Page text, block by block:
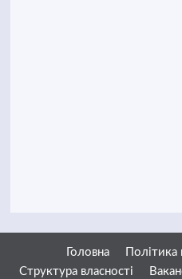
Головна
Політика
Структура власності